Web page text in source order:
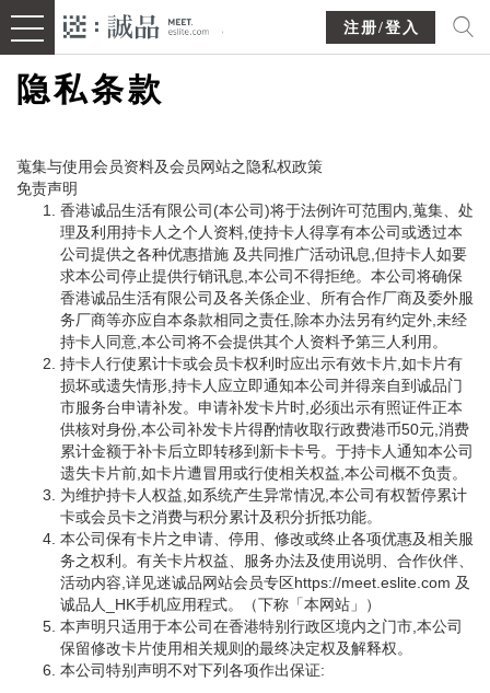
注册/登入
隐私条款
蒐集与使用会员资料及会员网站之隐私权政策
免责声明
香港诚品生活有限公司(本公司)将于法例许可范围内,蒐集、处
理及利用持卡人之个人资料,使持卡人得享有本公司或透过本
公司提供之各种优惠措施 及共同推广活动讯息,但持卡人如要
求本公司停止提供行销讯息,本公司不得拒绝。本公司将确保
香港诚品生活有限公司及各关係企业、所有合作厂商及委外服
务厂商等亦应自本条款相同之责任,除本办法另有约定外,未经
持卡人同意,本公司将不会提供其个人资料予第三人利用。
持卡人行使累计卡或会员卡权利时应出示有效卡片,如卡片有
损坏或遗失情形,持卡人应立即通知本公司并得亲自到诚品门
市服务台申请补发。申请补发卡片时,必须出示有照证件正本
供核对身份,本公司补发卡片得酌情收取行政费港币50元,消费
累计金额于补卡后立即转移到新卡卡号。于持卡人通知本公司
遗失卡片前,如卡片遭冒用或行使相关权益,本公司概不负责。
为维护持卡人权益,如系统产生异常情况,本公司有权暂停累计
卡或会员卡之消费与积分累计及积分折抵功能。
本公司保有卡片之申请、停用、修改或终止各项优惠及相关服
务之权利。有关卡片权益、服务办法及使用说明、合作伙伴、
活动内容,详见迷诚品网站会员专区https://meet.eslite.com 及
诚品人_HK手机应用程式。（下称「本网站」）
本声明只适用于本公司在香港特别行政区境内之门市,本公司
保留修改卡片使用相关规则的最终决定权及解释权。
本公司特别声明不对下列各项作出保证: